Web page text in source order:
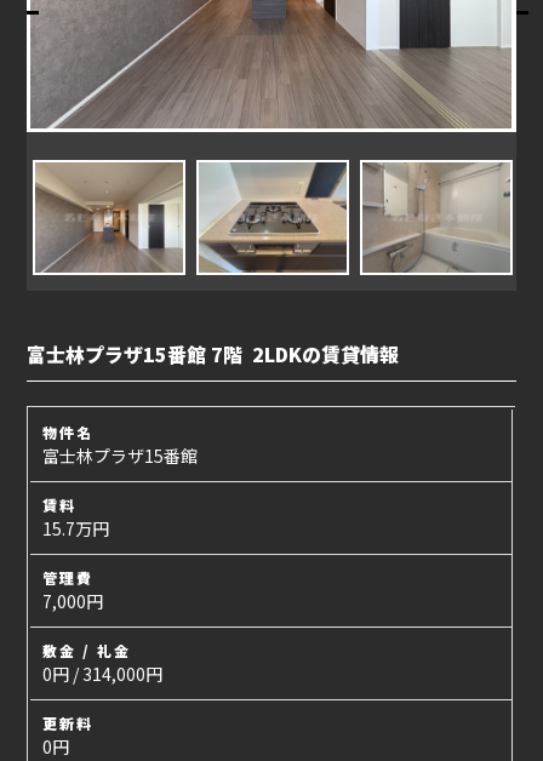
富士林プラザ15番館 7階 2LDKの賃貸情報
物件名
富士林プラザ15番館
賃料
15.7万円
管理費
7,000円
敷金 / 礼金
0円 / 314,000円
更新料
0円